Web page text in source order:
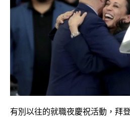
有別以往的就職夜慶祝活動，拜